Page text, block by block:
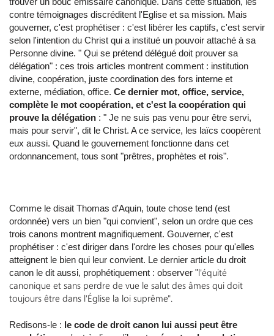
contre témoignages discréditent l'Eglise et sa mission. Mais
gouverner, c'est prophétiser : c'est libérer les captifs, c'est servir
selon l'intention du Christ qui a institué un pouvoir attaché à sa
Personne divine. " Qui se prétend délégué doit prouver sa
délégation" : ces trois articles montrent comment : institution
divine, coopération, juste coordination des fors interne et
externe, médiation, office. Ce dernier mot, office, service,
complète le mot coopération, et c'est la coopération qui
prouve la délégation : " Je ne suis pas venu pour être servi,
mais pour servir", dit le Christ. A ce service, les laïcs coopèrent
eux aussi. Quand le gouvernement fonctionne dans cet
ordonnancement, tous sont "prêtres, prophètes et rois".
Comme le disait Thomas d'Aquin, toute chose tend (est
ordonnée) vers un bien "qui convient", selon un ordre que ces
trois canons montrent magnifiquement. Gouverner, c'est
prophétiser : c'est diriger dans l'ordre les choses pour qu'elles
atteignent le bien qui leur convient. Le dernier article du droit
canon le dit aussi, prophétiquement : observer "l'équité
canonique et sans perdre de vue le salut des âmes qui doit
toujours être dans l'Église la loi suprême".
Redisons-le : le code de droit canon lui aussi peut être